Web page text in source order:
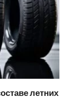
летних